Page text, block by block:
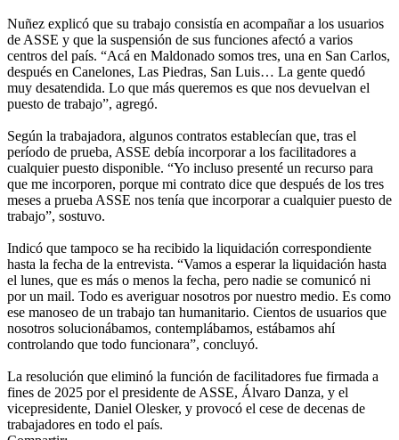
Nuñez explicó que su trabajo consistía en acompañar a los usuarios
de ASSE y que la suspensión de sus funciones afectó a varios
centros del país. “Acá en Maldonado somos tres, una en San Carlos,
después en Canelones, Las Piedras, San Luis… La gente quedó
muy desatendida. Lo que más queremos es que nos devuelvan el
puesto de trabajo”, agregó.
Según la trabajadora, algunos contratos establecían que, tras el
período de prueba, ASSE debía incorporar a los facilitadores a
cualquier puesto disponible. “Yo incluso presenté un recurso para
que me incorporen, porque mi contrato dice que después de los tres
meses a prueba ASSE nos tenía que incorporar a cualquier puesto de
trabajo”, sostuvo.
Indicó que tampoco se ha recibido la liquidación correspondiente
hasta la fecha de la entrevista. “Vamos a esperar la liquidación hasta
el lunes, que es más o menos la fecha, pero nadie se comunicó ni
por un mail. Todo es averiguar nosotros por nuestro medio. Es como
ese manoseo de un trabajo tan humanitario. Cientos de usuarios que
nosotros solucionábamos, contemplábamos, estábamos ahí
controlando que todo funcionara”, concluyó.
La resolución que eliminó la función de facilitadores fue firmada a
fines de 2025 por el presidente de ASSE, Álvaro Danza, y el
vicepresidente, Daniel Olesker, y provocó el cese de decenas de
trabajadores en todo el país.